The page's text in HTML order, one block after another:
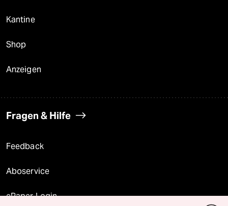
Kantine
Shop
Anzeigen
Fragen & Hilfe
Feedback
Aboservice
ePaper Login